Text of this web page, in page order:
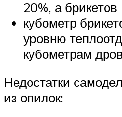
20%, а
кубометр
уровню
кубометрам
Недостатки
из опилок: